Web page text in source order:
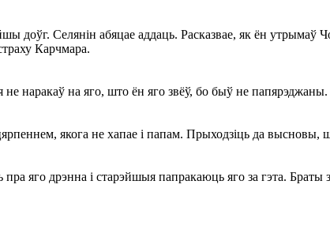
доўг. Селянін абяцае аддаць. Расказвае, як ён утрымаў
Карчмара.
наракаў на яго, што ён яго звёў, бо быў не папярэджаны.
якога не хапае і папам. Прыходзіць да
дрэнна і старэйшыя папракаюць яго за гэта. Браты